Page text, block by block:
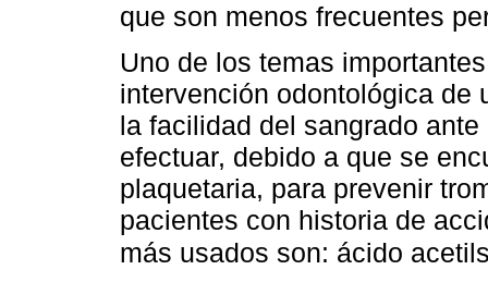
que son menos frecuentes
Uno de los temas
intervención odontológica de
la facilidad del sangrado
efectuar, debido a que se
plaquetaria, para prevenir
pacientes con historia de
más usados son: ácido